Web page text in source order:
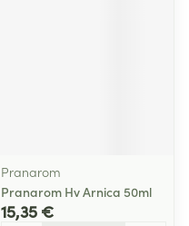
Pranarom
Pranarom Hv Arnica 50ml
15,35 €